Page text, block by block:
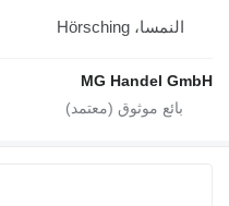
النمسا، Hörsching
MG Handel GmbH